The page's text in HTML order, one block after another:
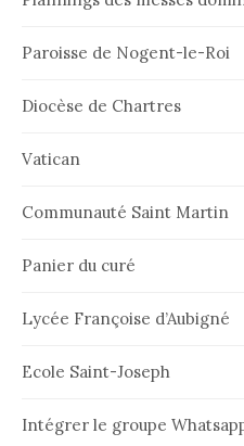
Paroisse de Nogent-le-Roi
Diocèse de Chartres
Vatican
Communauté Saint Martin
Panier du curé
Lycée Françoise d’Aubigné
Ecole Saint-Joseph
Intégrer le groupe